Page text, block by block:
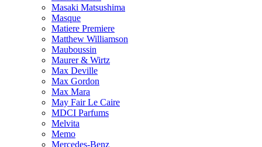
Masaki Matsushima
Masque
Matiere Premiere
Matthew Williamson
Mauboussin
Maurer & Wirtz
Max Deville
Max Gordon
Max Mara
May Fair Le Caire
MDCI Parfums
Melvita
Memo
Mercedes-Benz